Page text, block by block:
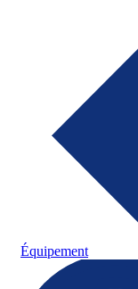
Équipement